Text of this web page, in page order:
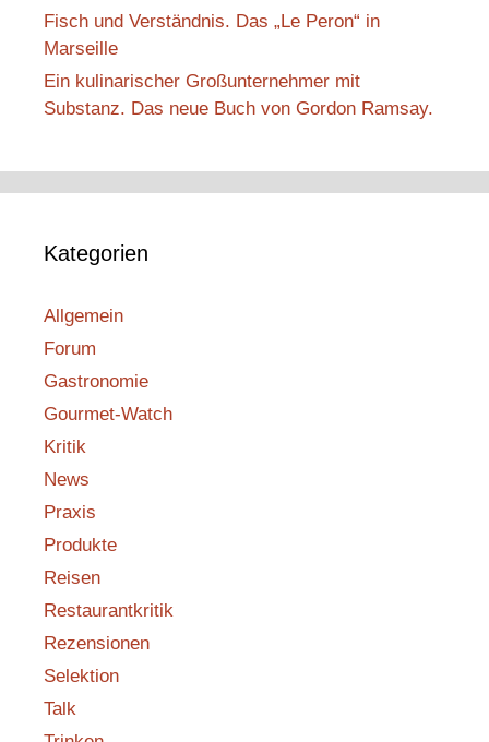
Fisch und Verständnis. Das „Le Peron“ in
Marseille
Ein kulinarischer Großunternehmer mit
Substanz. Das neue Buch von Gordon Ramsay.
Kategorien
Allgemein
Forum
Gastronomie
Gourmet-Watch
Kritik
News
Praxis
Produkte
Reisen
Restaurantkritik
Rezensionen
Selektion
Talk